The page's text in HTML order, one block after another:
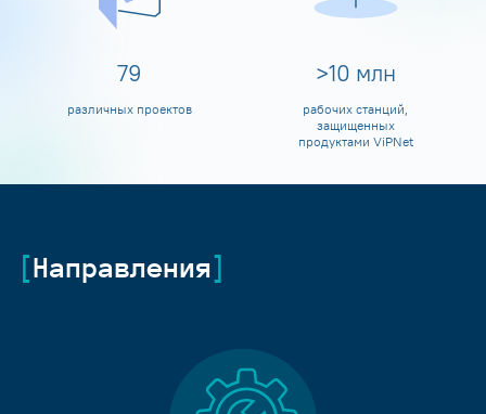
80
различных проектов
>10 млн
рабочих станций,
защищенных
продуктами ViPNet
Направления